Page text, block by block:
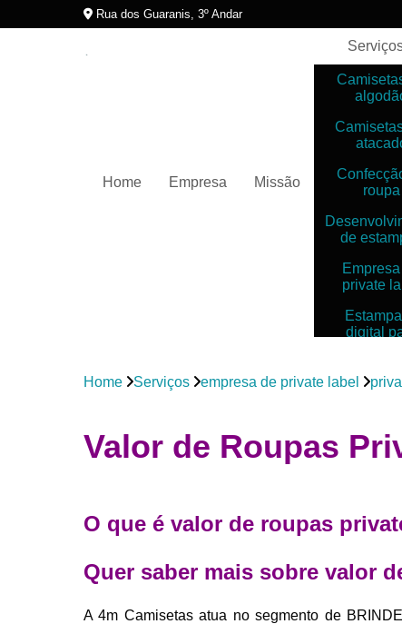
Rua dos Guaranis, 3º Andar
Home Empresa Missão
roupa
de
private
digital
para
Home Serviços empresa de private label
Valor de Roupas
O que é valor de roupas
Quer saber mais sobre valor
A 4m Camisetas atua no segmento de